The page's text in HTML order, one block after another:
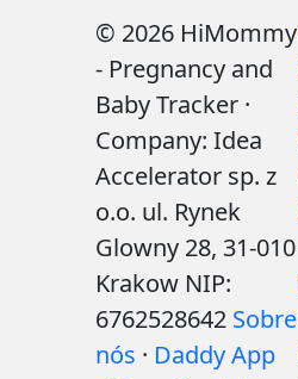
© 2026 HiMommy
- Pregnancy and
Baby Tracker ·
Company: Idea
Accelerator sp. z
o.o. ul. Rynek
Glowny 28, 31-010
Krakow NIP:
6762528642 Sobre
nós · Daddy App